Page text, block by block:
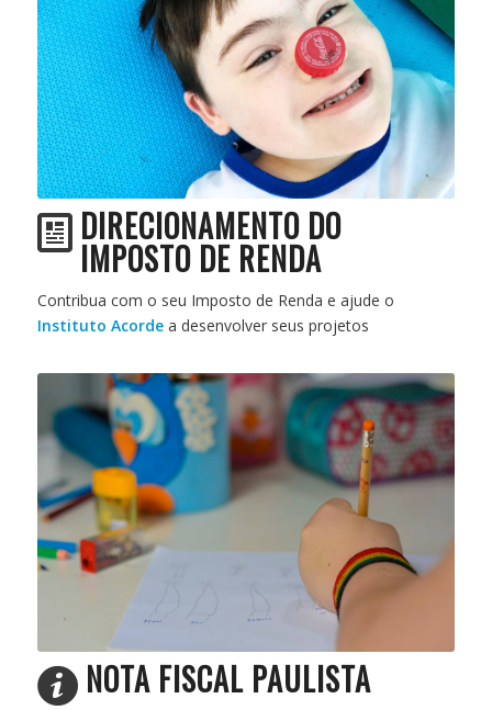
DIRECIONAMENTO DO
IMPOSTO DE RENDA
Contribua com o seu Imposto de Renda e ajude o
Instituto Acordea desenvolver seus projetos
NOTA FISCAL PAULISTA